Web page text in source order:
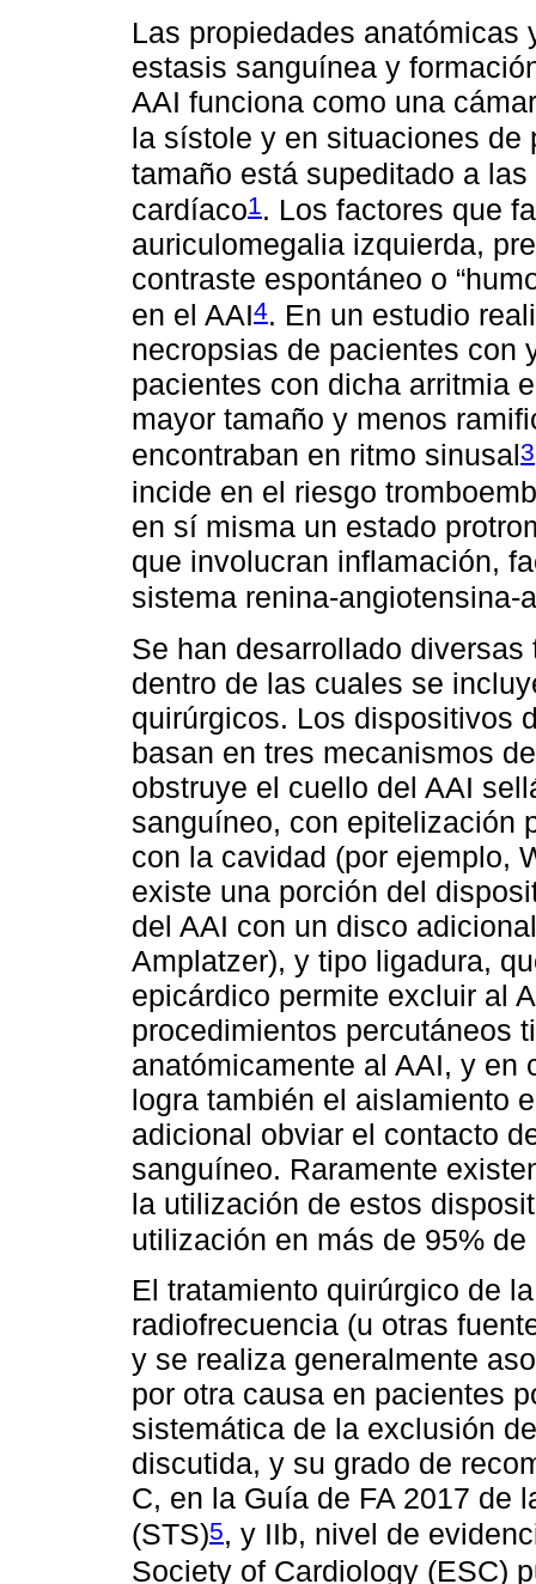
Las propiedades anatómicas
estasis sanguínea y
AAI funciona como una
la sístole y en situaciones de
tamaño está supeditado a
cardíaco1 . Los factores que
auriculomegalia izquierda,
contraste espontáneo o
en el AAI4. En un estudio
necropsias de pacientes con
pacientes con dicha arritmia
mayor tamaño y menos
encontraban en ritmo sinusal3
incide en el riesgo
en sí misma un estado
que involucran inflamación,
sistema renina-angiotensina-
Se han desarrollado
dentro de las cuales se
quirúrgicos. Los dispositivos
basan en tres mecanismos
obstruye el cuello del AAI
sanguíneo, con epitelización
con la cavidad (por ejemplo,
existe una porción del
del AAI con un disco
Amplatzer), y tipo ligadura,
epicárdico permite excluir al
procedimientos percutáneos
anatómicamente al AAI, y en
logra también el aislamiento
adicional obviar el contacto
sanguíneo. Raramente
la utilización de estos
utilización en más de 95%
El tratamiento quirúrgico de
radiofrecuencia (u otras
y se realiza generalmente
por otra causa en pacientes
sistemática de la exclusión
discutida, y su grado de
C, en la Guía de FA 2017 de
(STS)5, y IIb, nivel de
Society of Cardiology (ESC)